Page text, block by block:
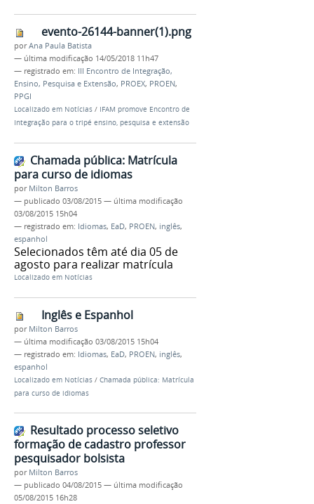
evento-26144-banner(1).png
porAna Paula Batista
— última modificação 14/05/2018 11h47
— registrado em: III Encontro de Integração,
Ensino, Pesquisa e Extensão, PROEX, PROEN,
PPGI
Localizado em Notícias / IFAM promove Encontro de
Integração para o tripé ensino, pesquisa e extensão
Chamada pública: Matrícula
para curso de idiomas
por Milton Barros
— publicado 03/08/2015 — última modificação
03/08/2015 15h04
— registrado em: Idiomas, EaD, PROEN, inglês,
espanhol
Selecionados têm até dia 05 de
agosto para realizar matrícula
Localizado em Notícias
Inglês e Espanhol
por Milton Barros
— última modificação 03/08/2015 15h04
— registrado em: Idiomas, EaD, PROEN, inglês,
espanhol
Localizado em Notícias / Chamada pública: Matrícula
para curso de idiomas
Resultado processo seletivo
formação de cadastro professor
pesquisador bolsista
por Milton Barros
— publicado 04/08/2015 — última modificação
05/08/2015 16h28